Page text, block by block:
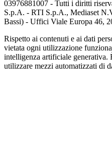
03976881007 - Tutti i diritti
S.p.A. - RTI S.p.A., Mediaset
Bassi) - Uffici Viale Europa 46,
Rispetto ai contenuti e ai dati
vietata ogni utilizzazione
intelligenza artificiale generativa.
utilizzare mezzi automatizzati di